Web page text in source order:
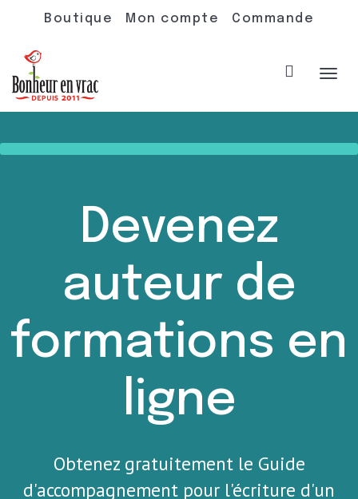
Boutique Mon compte Commande
Devenez
auteur de
formations en
ligne
Obtenez gratuitement le Guide
d'accompagnement pour l'écriture d'un